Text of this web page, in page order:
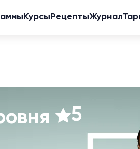
Курсы РецептыЖурнал
5